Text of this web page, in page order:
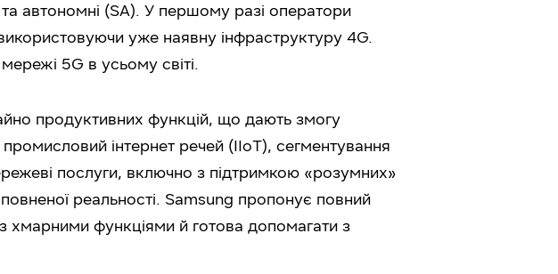
та автономні (SA). У першому разі оператори
уже наявну інфраструктуру 4G.
5G в усьому світі.
продуктивних функцій, що дають змогу
інтернет речей (IIoT), сегментування
послуги, включно з підтримкою «розумних»
реальності. Samsung пропонує повний
хмарними функціями й готова допомагати з